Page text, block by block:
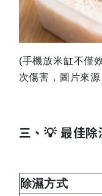
(手機放米缸不僅
次傷害，圖片來
三、💡 最佳
除濕方式